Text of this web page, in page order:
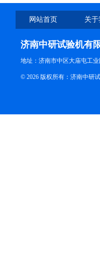
网站首页 关
济南中研试验机有
地址：济南市中区大庙屯工
© 2026 版权所有：济南中研